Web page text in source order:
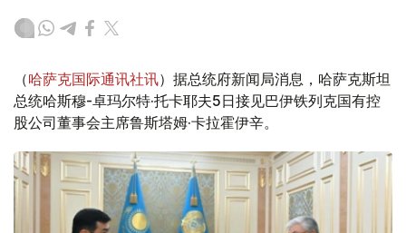
（哈萨克国际通讯社讯）据总统府新闻局消息，哈萨克斯坦
总统哈斯穆-卓玛尔特·托卡耶夫5日接见巴伊铁列克国有控
股公司董事会主席鲁斯塔姆·卡拉霍伊辛。